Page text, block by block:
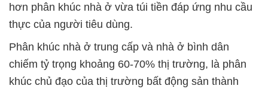
hơn phân khúc nhà ở vừa túi tiền đáp ứng nhu cầu
thực của người tiêu dùng.
Phân khúc nhà ở trung cấp và nhà ở bình dân
chiếm tỷ trọng khoảng 60-70% thị trường, là phân
khúc chủ đạo của thị trường bất động sản thành